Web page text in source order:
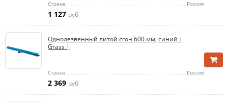
Страна Россия
1 127 руб
Однолезвенный литой сгон 600 мм, синий |
Grass |
Страна Россия
2 369 руб